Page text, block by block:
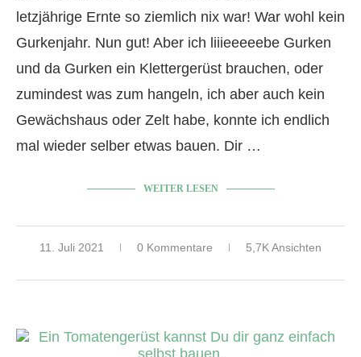
letzjährige Ernte so ziemlich nix war! War wohl kein
Gurkenjahr. Nun gut! Aber ich liiieeeeebe Gurken
und da Gurken ein Klettergerüst brauchen, oder
zumindest was zum hangeln, ich aber auch kein
Gewächshaus oder Zelt habe, konnte ich endlich
mal wieder selber etwas bauen. Dir …
WEITER LESEN
11. Juli 2021 0 Kommentare 5,7K Ansichten